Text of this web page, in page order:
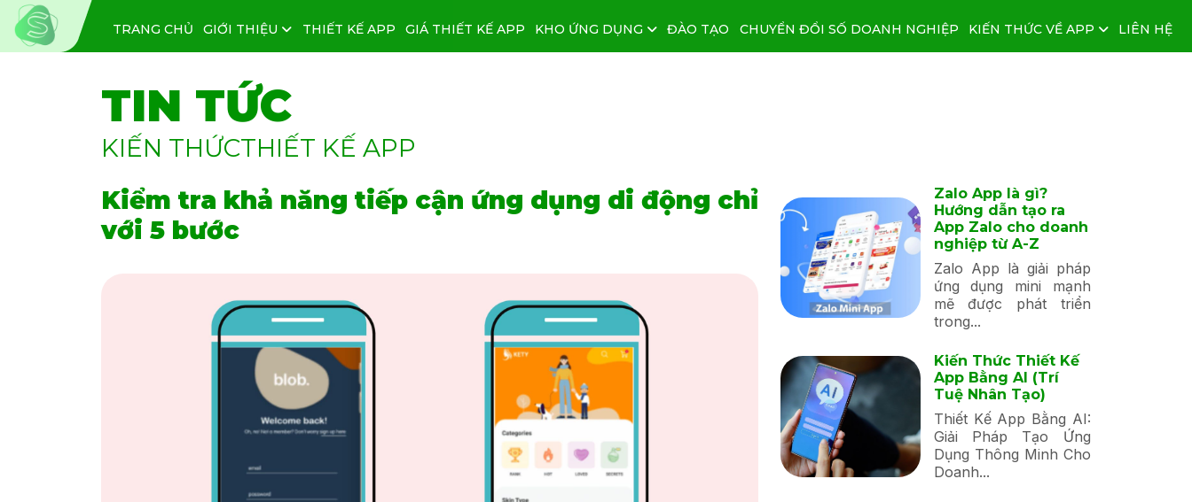
TRANG CHỦ GIỚI THIỆU THIẾT KẾ APP GIÁ THIẾT KẾ APP KHO ỨNG DỤNG ĐÀO TẠO CHUYỂN ĐỔI SỐ DOANH NGHIỆP KIẾN THỨC VỀ APP LIÊN HỆ
TIN TỨC
KIẾN THỨCTHIẾT KẾ APP
Kiểm tra khả năng tiếp cận ứng dụng di động chỉ
với 5 bước
Zalo App là gì?
Hướng dẫn tạo ra
App Zalo cho doanh
nghiệp từ A-Z
Zalo App là giải pháp
ứng dụng mini mạnh
mẽ được phát triển
trong...
Kiến Thức Thiết Kế
App Bằng AI (Trí
Tuệ Nhân Tạo)
Thiết Kế App Bằng AI:
Giải Pháp Tạo Ứng
Dụng Thông Minh Cho
Doanh...